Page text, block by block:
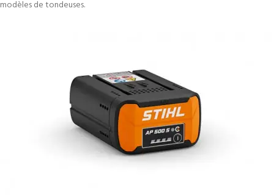
modèles de tondeuses.